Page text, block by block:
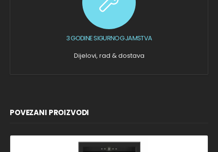
3 GODINE SIGURNOG JAMSTVA
Dijelovi, rad & dostava
POVEZANI PROIZVODI